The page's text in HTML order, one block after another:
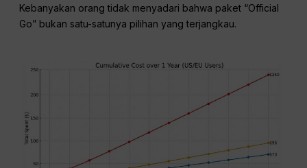
Kebanyakan orang tidak menyadari bahwa paket “Official
Go” bukan satu-satunya pilihan yang terjangkau.